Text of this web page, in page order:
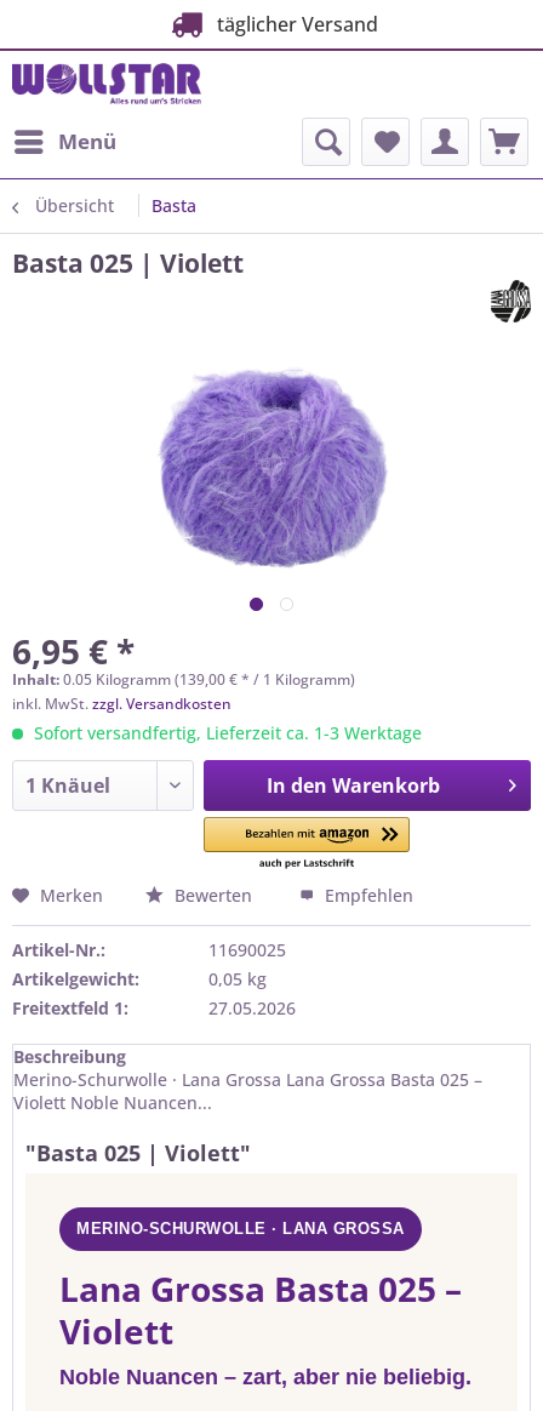
täglicher Versand
Menü
Übersicht Basta
Basta 025 | Violett
6,95 € *
Inhalt:0.05 Kilogramm (139,00 € * / 1 Kilogramm)
inkl. MwSt.zzgl. Versandkosten
Sofort versandfertig, Lieferzeit ca. 1-3 Werktage
In den Warenkorb
Merken Bewerten Empfehlen
Artikel-Nr.:
11690025
Artikelgewicht:
0,05 kg
Freitextfeld 1:
27.05.2026
Beschreibung
Merino-Schurwolle · Lana Grossa Lana Grossa Basta 025 –
Violett Noble Nuancen...
"Basta 025 | Violett"
MERINO-SCHURWOLLE · LANA GROSSA
Lana Grossa Basta 025 –
Violett
Noble Nuancen – zart, aber nie beliebig.